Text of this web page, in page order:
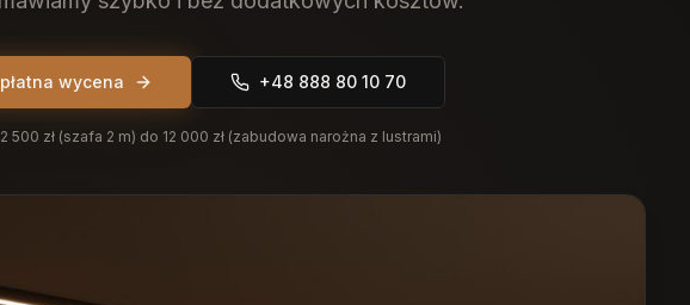
wycena +48 888 80 10 70
500 zł (szafa 2 m) do 12 000 zł (zabudowa narożna z lustrami)